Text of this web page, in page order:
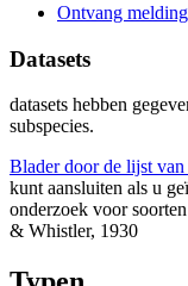
Ontvang
Datasets
datasets hebben
subspecies.
Blader door de lijst van
kunt aansluiten als u
onderzoek voor
& Whistler, 1930